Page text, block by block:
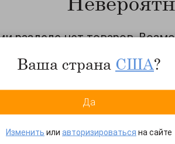
разделе нет товаров.
показ товаров.
возможны неточности в работе фильтров.
Ваша страна США?
Да
Изменить или авторизироваться на сайте